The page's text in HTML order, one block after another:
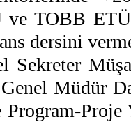
ve TOBB
dersini
Sekreter
Müdür
Program-